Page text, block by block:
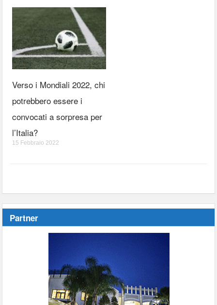
Verso i Mondiali 2022, chi
potrebbero essere i
convocati a sorpresa per
l’Italia?
15 Febbraio 2022
Partner